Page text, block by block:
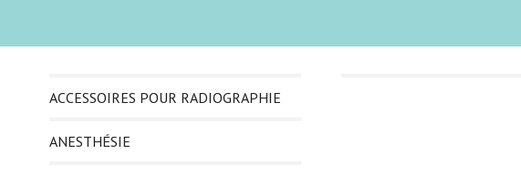
ACCESSOIRES POUR RADIOGRAPHIE
ANESTHÉSIE